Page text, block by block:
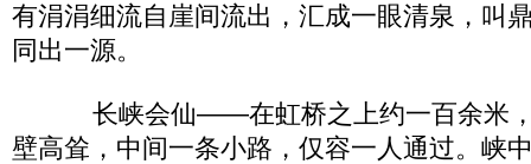
有涓涓细流自崖间流出，汇成一眼清泉，叫
同出一源。
长峡会仙——在虹桥之上约一百余米，
壁高耸，中间一条小路，仅容一人通过。峡